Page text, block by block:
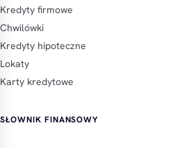
Kredyty firmowe
Chwilówki
Kredyty hipoteczne
Lokaty
Karty kredytowe
SŁOWNIK FINANSOWY